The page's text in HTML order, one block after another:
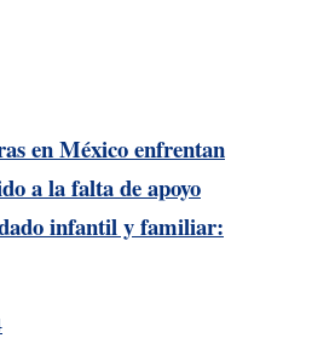
en México enfrentan
a la falta de apoyo
infantil y familiar: